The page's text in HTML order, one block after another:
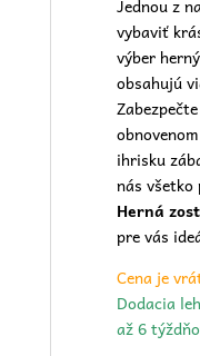
Jednou z
vybaviť
výber
obsahujú
ihrisku
nás všetko
Herná
pre vás
Cena je
Dodacia
až 6